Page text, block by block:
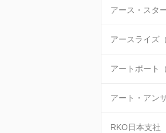
アース・スタ
アースライズ（
アートポート（
アート・アン
RKO日本支社